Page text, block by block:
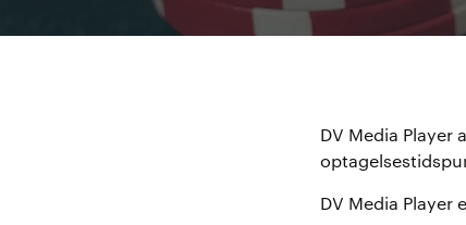
DV Media Player
DV Media Player